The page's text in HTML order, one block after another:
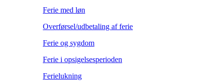
Ferie med løn
Overførsel/udbetaling af ferie
Ferie og sygdom
Ferie i opsigelsesperioden
Ferielukning